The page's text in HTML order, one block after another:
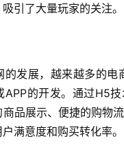
引了大量玩家的关注。
的发展，越来越多的电
APP的开发。通过H5
品展示、便捷的购物
满意度和购买转化率。